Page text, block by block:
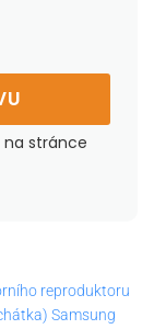
na stránce
reproduktoru
Samsung